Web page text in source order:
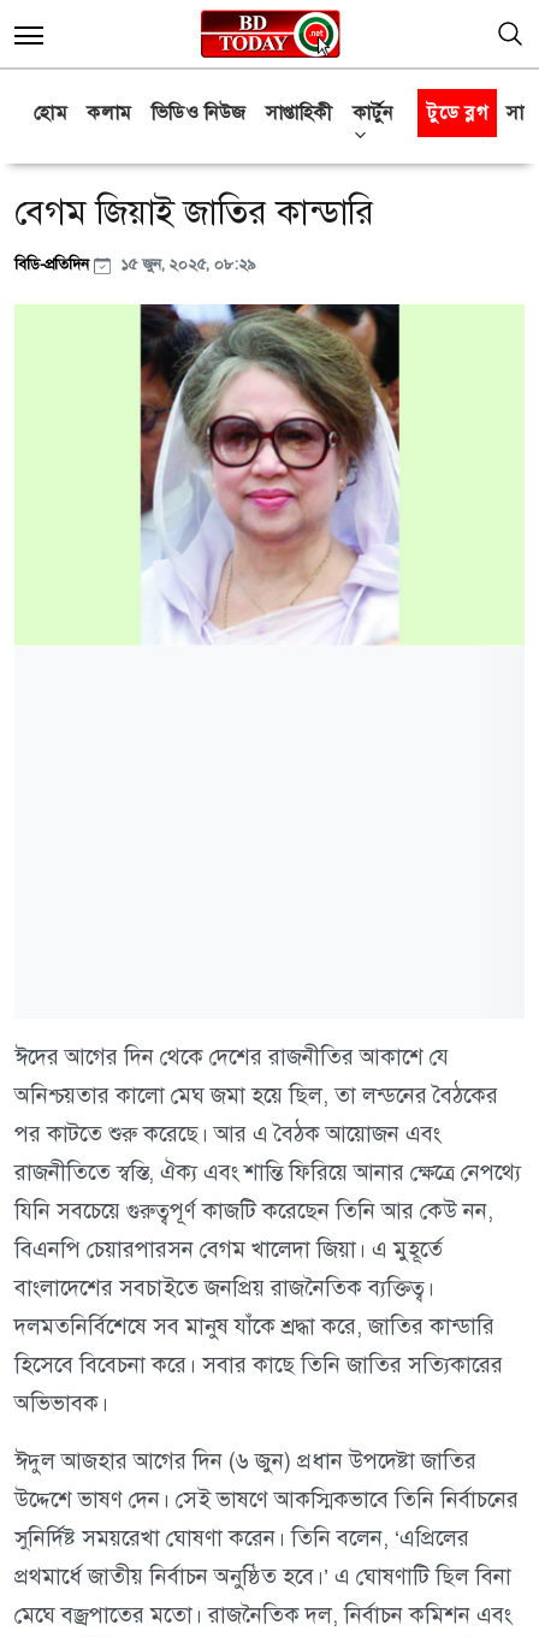
হোম কলাম ভিডিও নিউজ সাপ্তাহিকী কার্টুন টুডে ব্লগ
বেগম জিয়াই জাতির কান্ডারি
বিডি-প্রতিদিন ১৫ জুন, ২০২৫, ০৮:২৯
ঈদের আগের দিন থেকে দেশের রাজনীতির আকাশে যে
অনিশ্চয়তার কালো মেঘ জমা হয়ে ছিল, তা লন্ডনের বৈঠকের
পর কাটতে শুরু করেছে। আর এ বৈঠক আয়োজন এবং
রাজনীতিতে স্বস্তি, ঐক্য এবং শান্তি ফিরিয়ে আনার ক্ষেত্রে নেপথ্যে
যিনি সবচেয়ে গুরুত্বপূর্ণ কাজটি করেছেন তিনি আর কেউ নন,
বিএনপি চেয়ারপারসন বেগম খালেদা জিয়া। এ মুহূর্তে
বাংলাদেশের সবচাইতে জনপ্রিয় রাজনৈতিক ব্যক্তিত্ব।
দলমতনির্বিশেষে সব মানুষ যাঁকে শ্রদ্ধা করে, জাতির কান্ডারি
হিসেবে বিবেচনা করে। সবার কাছে তিনি জাতির সত্যিকারের
অভিভাবক।
ঈদুল আজহার আগের দিন (৬ জুন) প্রধান উপদেষ্টা জাতির
উদ্দেশে ভাষণ দেন। সেই ভাষণে আকস্মিকভাবে তিনি নির্বাচনের
সুনির্দিষ্ট সময়রেখা ঘোষণা করেন। তিনি বলেন, ‘এপ্রিলের
প্রথমার্ধে জাতীয় নির্বাচন অনুষ্ঠিত হবে।’ এ ঘোষণাটি ছিল বিনা
মেঘে বজ্রপাতের মতো। রাজনৈতিক দল, নির্বাচন কমিশন এবং